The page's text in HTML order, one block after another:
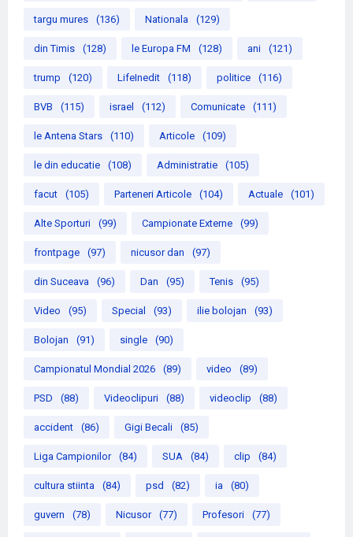
targu mures (136) Nationala (129)
din Timis (128) le Europa FM (128) ani (121)
trump (120) LifeInedit (118) politice (116)
BVB (115) israel (112) Comunicate (111)
le Antena Stars (110) Articole (109)
le din educatie (108) Administratie (105)
facut (105) Parteneri Articole (104) Actuale (101)
Alte Sporturi (99) Campionate Externe (99)
frontpage (97) nicusor dan (97)
din Suceava (96) Dan (95) Tenis (95)
Video (95) Special (93) ilie bolojan (93)
Bolojan (91) single (90)
Campionatul Mondial 2026 (89) video (89)
PSD (88) Videoclipuri (88) videoclip (88)
accident (86) Gigi Becali (85)
Liga Campionilor (84) SUA (84) clip (84)
cultura stiinta (84) psd (82) ia (80)
guvern (78) Nicusor (77) Profesori (77)